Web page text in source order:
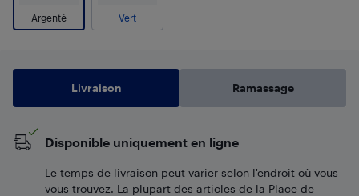
Argenté Vert
Livraison Ramassage
Disponible uniquement en ligne
Le temps de livraison peut varier selon l'endroit où vous
vous trouvez. La plupart des articles de la Place de